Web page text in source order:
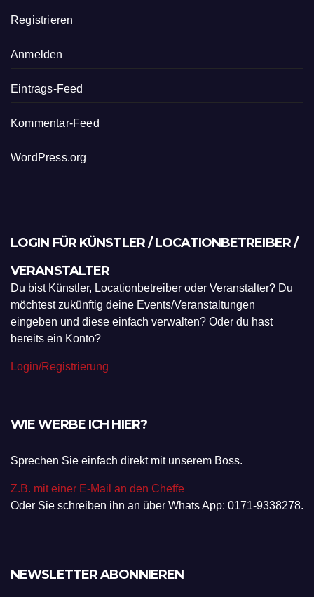
Registrieren
Anmelden
Eintrags-Feed
Kommentar-Feed
WordPress.org
LOGIN FÜR KÜNSTLER / LOCATIONBETREIBER /
VERANSTALTER
Du bist Künstler, Locationbetreiber oder Veranstalter? Du
möchtest zukünftig deine Events/Veranstaltungen
eingeben und diese einfach verwalten? Oder du hast
bereits ein Konto?
Login/Registrierung
WIE WERBE ICH HIER?
Sprechen Sie einfach direkt mit unserem Boss.
Z.B. mit einer E-Mail an den Cheffe
Oder Sie schreiben ihn an über Whats App: 0171-9338278.
NEWSLETTER ABONNIEREN